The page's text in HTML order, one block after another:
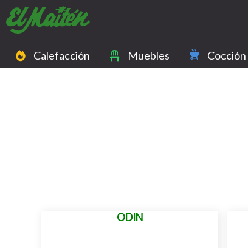
Calefacción Muebles Cocción
ODIN